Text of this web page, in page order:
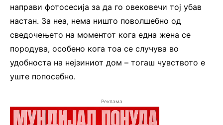
направи фотосесија за да го овековечи тој убав
настан. За неа, нема ништо поволшебно од
сведочењето на моментот кога една жена се
породува, особено кога тоа се случува во
удобноста на нејзиниот дом – тогаш чувството е
уште попосебно.
Реклама